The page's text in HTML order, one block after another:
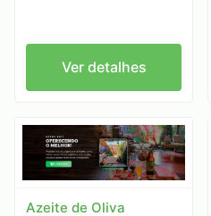
Ver detalhes
Azeite de Oliva